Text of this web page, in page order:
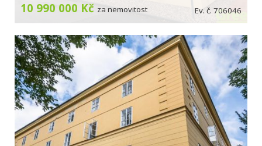
10 990 000 Kč za nemovitost Ev. č. 706046